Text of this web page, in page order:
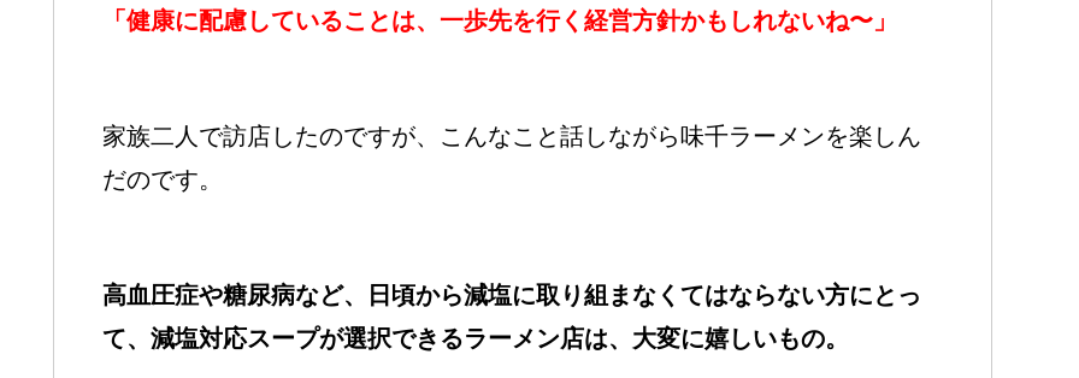
「健康に配慮していることは、一歩先を行く経営方針かもしれないね〜」
家族二人で訪店したのですが、こんなこと話しながら味千ラーメンを楽しん
だのです。
高血圧症や糖尿病など、日頃から減塩に取り組まなくてはならない方にとっ
て、減塩対応スープが選択できるラーメン店は、大変に嬉しいもの。